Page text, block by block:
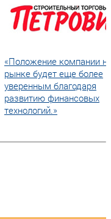
«Положение компании
рынке будет еще более
уверенным благодаря
развитию финансовых
технологий.»